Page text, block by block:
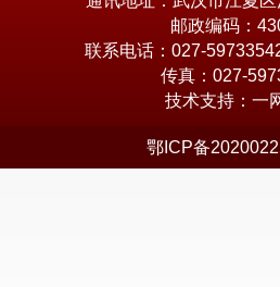
邮政编码：
联系电话：027-
传真：027-
技术支持：一
鄂ICP备